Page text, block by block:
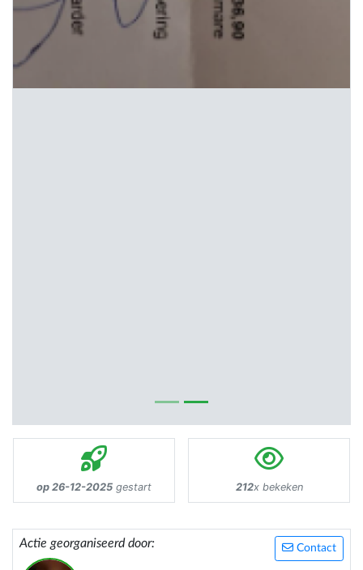
op 26-12-2025 gestart 212x bekeken
Contact
Actie georganiseerd door: